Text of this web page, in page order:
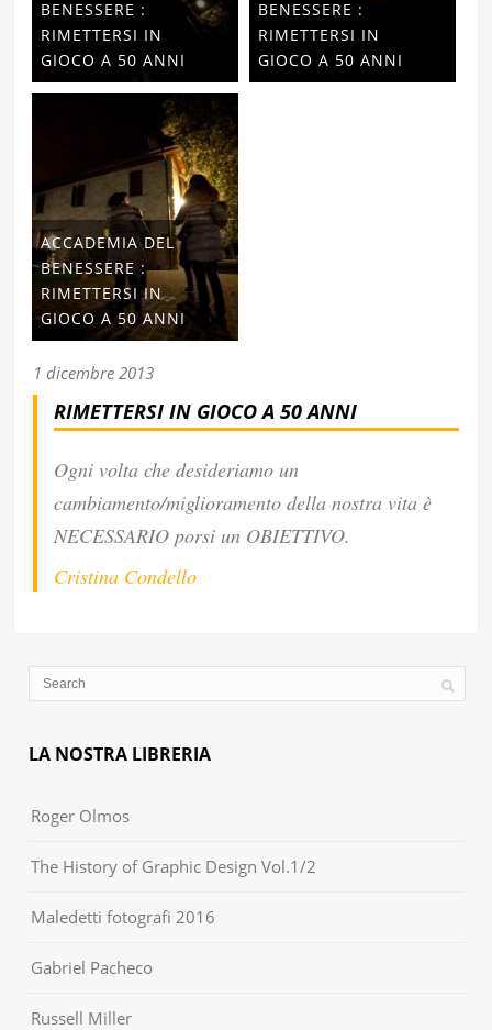
BENESSERE :
RIMETTERSI IN
GIOCO A 50 ANNI
BENESSERE :
RIMETTERSI IN
GIOCO A 50 ANNI
ACCADEMIA DEL
BENESSERE :
RIMETTERSI IN
GIOCO A 50 ANNI
1 dicembre 2013
RIMETTERSI IN GIOCO A 50 ANNI
Ogni volta che desideriamo un
cambiamento/miglioramento della nostra vita è
NECESSARIO porsi un OBIETTIVO.
Cristina Condello
LA NOSTRA LIBRERIA
Roger Olmos
The History of Graphic Design Vol.1/2
Maledetti fotografi 2016
Gabriel Pacheco
Russell Miller